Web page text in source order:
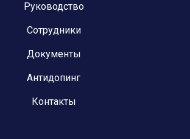
Руководство
Сотрудники
Документы
Антидопинг
Контакты